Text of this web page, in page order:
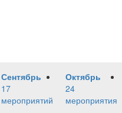
Сентябрь
17
мероприятий
Октябрь
24
мероприятия